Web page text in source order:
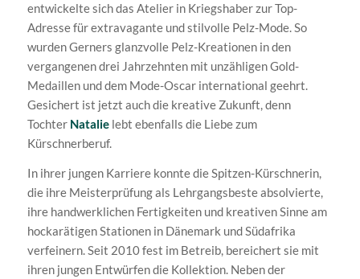
entwickelte sich das Atelier in Kriegshaber zur Top-
Adresse für extravagante und stilvolle Pelz-Mode. So
wurden Gerners glanzvolle Pelz-Kreationen in den
vergangenen drei Jahrzehnten mit unzähligen Gold-
Medaillen und dem Mode-Oscar international geehrt.
Gesichert ist jetzt auch die kreative Zukunft, denn
Tochter Natalie lebt ebenfalls die Liebe zum
Kürschnerberuf.
In ihrer jungen Karriere konnte die Spitzen-Kürschnerin,
die ihre Meisterprüfung als Lehrgangsbeste absolvierte,
ihre handwerklichen Fertigkeiten und kreativen Sinne am
hockarätigen Stationen in Dänemark und Südafrika
verfeinern. Seit 2010 fest im Betreib, bereichert sie mit
ihren jungen Entwürfen die Kollektion. Neben der